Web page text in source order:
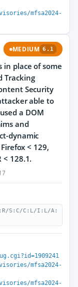
mfsa2024-
MEDIUM 6.1
in place of some
Tracking
Security
able to
a DOM
and
dynamic
< 129,
< 128.1.
S:C/C:L/I:L/A:
mfsa2024-
mfsa2024-